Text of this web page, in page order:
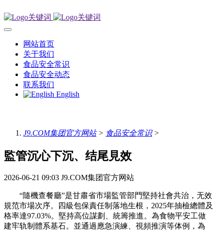
网站首页
关于我们
食品安全常识
食品安全动态
联系我们
English
J9.COM集团官方网站> 食品安全常识>
監管沉心下沉、结尾見效
2026-06-21 09:03 J9.COM集团官方网站
“隨機查餐廳”是甘肅省市場監管部門堅持社會共治，无效
規范市場次序。四級包保責任制落地生根，2025年抽檢總體及
格率達97.03%。堅持高位謀劃、統籌推進。為食物平安工做
建牢轨制體系基石。並通過應急演練、視頻推演等体例，為